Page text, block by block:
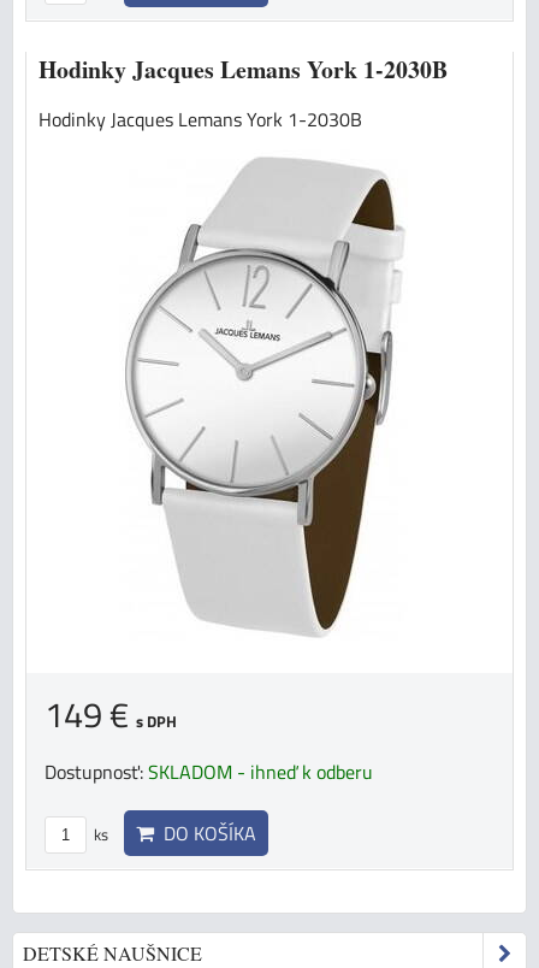
Hodinky Jacques Lemans York 1-2030B
Hodinky Jacques Lemans York 1-2030B
149 € s DPH
Dostupnosť:SKLADOM - ihneď k odberu
ks DO KOŠÍKA
DETSKÉ NAUŠNICE